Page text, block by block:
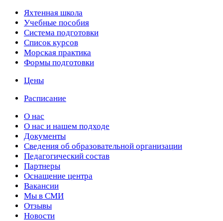
Яхтенная школа
Учебные пособия
Cистема подготовки
Список курсов
Морская практика
Формы подготовки
Цены
Расписание
О нас
О нас и нашем подходе
Документы
Сведения об образовательной организации
Педагогический состав
Партнеры
Оснащение центра
Вакансии
Мы в СМИ
Отзывы
Новости